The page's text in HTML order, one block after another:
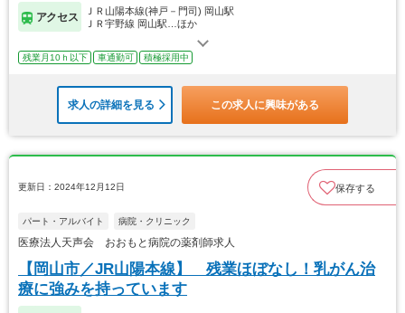
アクセス
ＪＲ山陽本線(神戸－門司) 岡山駅
ＪＲ宇野線 岡山駅…ほか
残業月10ｈ以下 車通勤可 積極採用中
求人の詳細を見る この求人に興味がある
更新日：2024年12月12日 保存する
パート・アルバイト 病院・クリニック
医療法人天声会 おおもと病院の薬剤師求人
【岡山市／JR山陽本線】 残業ほぼなし！乳がん治
療に強みを持っています